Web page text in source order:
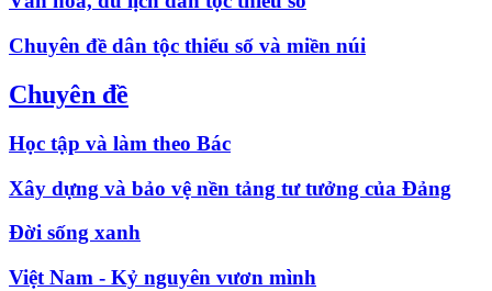
Chuyên đề dân tộc thiểu số và miền núi
Chuyên đề
Học tập và làm theo Bác
Xây dựng và bảo vệ nền tảng tư tưởng của Đảng
Đời sống xanh
Việt Nam - Kỷ nguyên vươn mình